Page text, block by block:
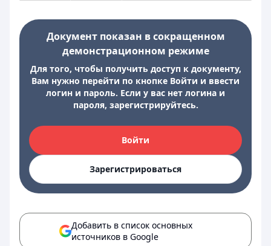
Документ показан в сокращенном
демонстрационном режиме
Для того, чтобы получить доступ к документу,
Вам нужно перейти по кнопке Войти и ввести
логин и пароль. Если у вас нет логина и
пароля, зарегистрируйтесь.
Войти
Зарегистрироваться
Добавить в список основных
источников в Google